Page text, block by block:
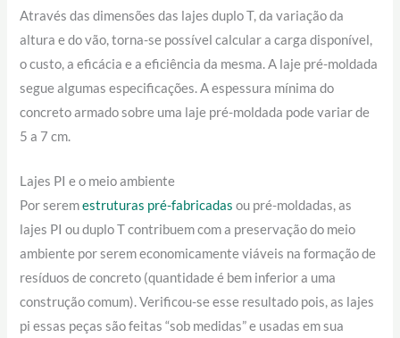
Através das dimensões das lajes duplo T, da variação da
altura e do vão, torna-se possível calcular a carga disponível,
o custo, a eficácia e a eficiência da mesma. A laje pré-moldada
segue algumas especificações. A espessura mínima do
concreto armado sobre uma laje pré-moldada pode variar de
5 a 7 cm.
Lajes PI e o meio ambiente
Por seremestruturas pré-fabricadas ou pré-moldadas, as
lajes PI ou duplo T contribuem com a preservação do meio
ambiente por serem economicamente viáveis na formação de
resíduos de concreto (quantidade é bem inferior a uma
construção comum). Verificou-se esse resultado pois, as lajes
pi essas peças são feitas “sob medidas” e usadas em sua